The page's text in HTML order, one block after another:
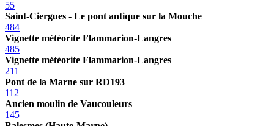
55
Saint-Ciergues - Le pont antique sur la Mouche
484
Vignette météorite Flammarion-Langres
485
Vignette météorite Flammarion-Langres
211
Pont de la Marne sur RD193
112
Ancien moulin de Vaucouleurs
145